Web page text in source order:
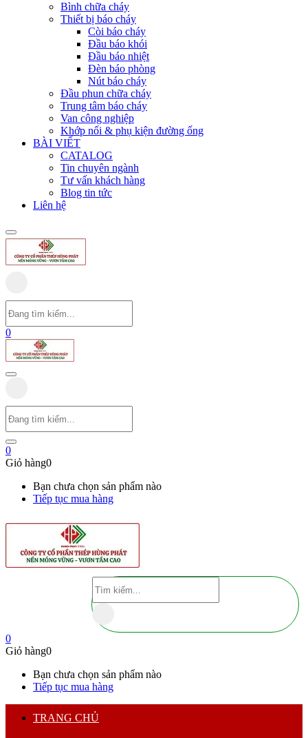
Bình chữa cháy
Thiết bị báo cháy
Còi báo cháy
Đầu báo khói
Đầu báo nhiệt
Đèn báo phòng
Nút báo cháy
Đầu phun chữa cháy
Trung tâm báo cháy
Van công nghiệp
Khớp nối & phụ kiện đường ống
BÀI VIẾT
CATALOG
Tin chuyên ngành
Tư vấn khách hàng
Blog tin tức
Liên hệ
0
0
Giỏ hàng0
Bạn chưa chọn sản phẩm nào
Tiếp tục mua hàng
0
Giỏ hàng0
Bạn chưa chọn sản phẩm nào
Tiếp tục mua hàng
TRANG CHỦ